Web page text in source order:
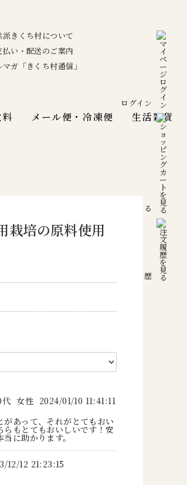
メール便・冷凍便 生活雑貨
派きくち村について
払い・配送のご案内
マガ「きくち村通信」
ログイン
カートを見る
注文履歴
培の原料使用
代 女性 2024/01/10 11:41:11
あって、それがとてもおい
もとてもおいしいです！安
に助かります。
12/12 21:23:15